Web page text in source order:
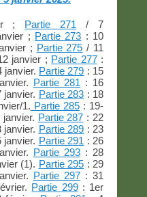
; Partie 271 / 7
; Partie 273 : 10
; Partie 275 / 11
janvier ; Partie 277:
janvier. Partie 279 : 15
Partie 281 : 16
Partie 283 : 18
1. Partie 285: 19-
janvier. Partie 287 : 22
Partie 289 : 23
Partie 291 : 26
Partie 293: 28
(1). Partie 295 : 29
Partie 297: 31
Partie 299: 1er